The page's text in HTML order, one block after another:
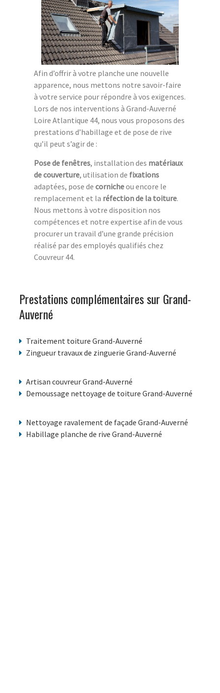
Afin d’offrir à votre planche une nouvelle
apparence, nous mettons notre savoir-faire
à votre service pour répondre à vos exigences.
Lors de nos interventions à Grand-Auverné
Loire Atlantique 44, nous vous proposons des
prestations d’habillage et de pose de rive
qu’il peut s’agir de :
Pose de fenêtres, installation des matériaux
de couverture, utilisation de fixations
adaptées, pose de cornicheou encore le
remplacement et la réfection de la toiture.
Nous mettons à votre disposition nos
compétences et notre expertise afin de vous
procurer un travail d’une grande précision
réalisé par des employés qualifiés chez
Couvreur 44.
Prestations complémentaires sur Grand-
Auverné
Traitement toiture Grand-Auverné
Zingueur travaux de zinguerie Grand-Auverné
Artisan couvreur Grand-Auverné
Demoussage nettoyage de toiture Grand-Auverné
Nettoyage ravalement de façade Grand-Auverné
Habillage planche de rive Grand-Auverné